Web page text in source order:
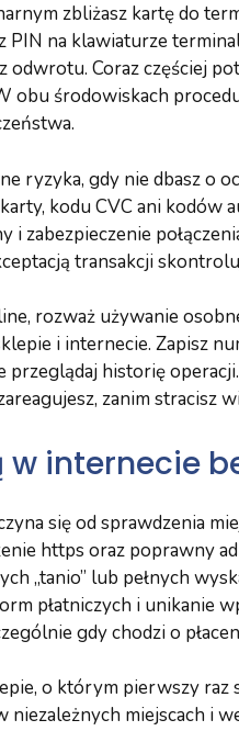
zbliżasz kartę do
na klawiaturze
odwrotu. Coraz częściej
obu środowiskach
ryzyka, gdy nie dbasz o
kodu CVC ani kodów
i zabezpieczenie
transakcji
rozważ używanie
i internecie. Zapisz
przeglądaj historię
zanim stracisz
w internecie
się od sprawdzenia
https oraz poprawny
„tanio” lub pełnych
płatniczych i unikanie
gdy chodzi o
o którym pierwszy raz
niezależnych miejscach i